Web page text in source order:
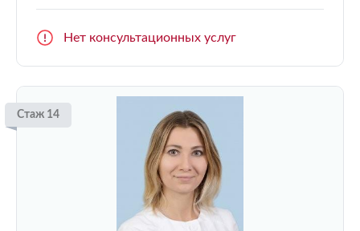
Нет консультационных услуг
Стаж 14